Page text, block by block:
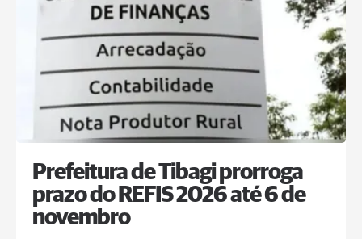
Prefeitura de Tibagi prorroga
prazo do REFIS 2026 até 6 de
novembro